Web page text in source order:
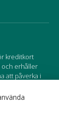
kreditkort
och erhåller
att påverka i